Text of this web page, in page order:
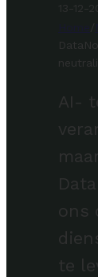
13-12-
AI-
ons
te